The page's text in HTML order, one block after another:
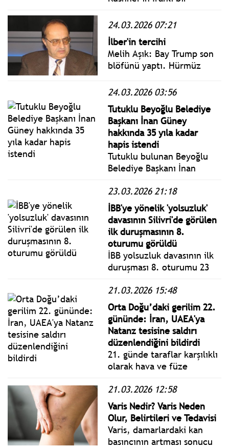
söyledi. İranlı üst düzey
yetkili, yorumları piyasaları
hedef alan sahte haber
olarak nitelendirdi.
24.03.2026 07:21
İlber'in tercihi
Melih Aşık: Bay Trump son
blöfünü yaptı. Hürmüz
İran’ın enerji santrallarını
karşılık vereceğini,
Körfez’in dijital altyapısını
vuracağını söyleyince
Pokerci geri adım attı.
24.03.2026 03:56
Tutuklu Beyoğlu Belediye
Başkanı İnan Güney
hakkında 35 yıla kadar
hapis istendi
Tutuklu bulunan Beyoğlu
Belediye Başkanı İnan
hazırlandı. Güney için 35
yıl ceza talep edildi.
23.03.2026 21:18
İBB'ye yönelik 'yolsuzluk'
davasının Silivri'de görülen
ilk duruşmasının 8.
oturumu görüldü
İBB yolsuzluk davasının ilk
duruşması 8. oturumu 23
Silivri'de görülüyor. İBB
Başkan Ekrem İmamoğlu ile
tutuklu ve tutuksuz
sanıklar hakim karşısında
savunma yaptı.
21.03.2026 15:48
Orta Doğu’daki gerilim 22.
gününde: İran, UAEA'ya
Natanz tesisine saldırı
düzenlendiğini bildirdi
21. günde taraflar karşılıklı
olarak hava ve füze
İran hem İsrail’i hem de
ABD üslerinin bulunduğu
bölge ülkelerini hedef aldı.
21.03.2026 12:58
Varis Nedir? Varis Neden
Olur, Belirtileri ve Tedavisi
Varis, damarlardaki kan
basıncının artması sonucu